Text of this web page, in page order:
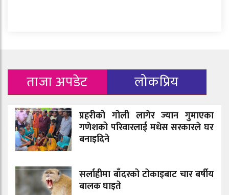
ताजा अपडेट लोकप्रिय
प्रहरीको गोली लागेर ज्यान गुमाएका
गणेशको परिवारलाई मधेस सरकारले घर
बनाइदिने
सर्लाहीमा बाँदरको टोकाइबाट चार बर्षीय
बालक घाइते